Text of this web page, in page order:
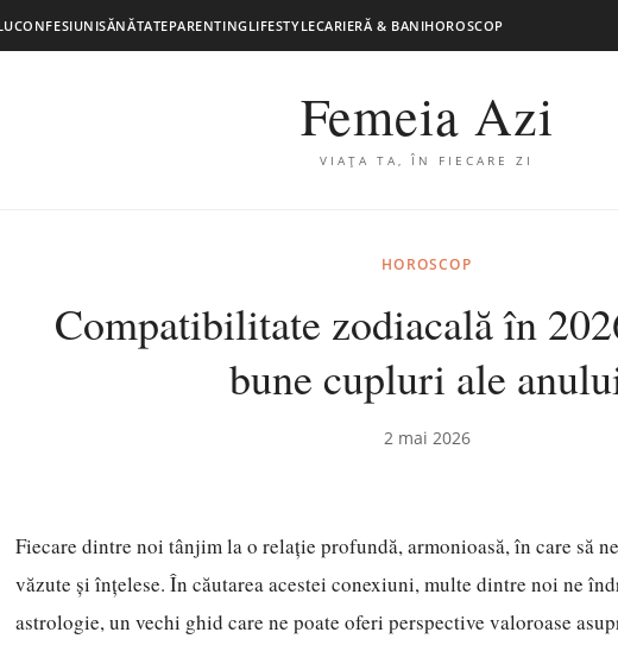
CONFESIUNISĂNĂTATEPARENTINGLIFESTYLECARIERĂ & BANIHOROSCOP
Femeia Azi
VIAȚA TA, ÎN FIECARE ZI
HOROSCOP
Compatibilitate zodiacală în
bune cupluri ale
2 mai 2026
Fiecare dintre noi tânjim la o relație profundă, armonioasă, în care să
văzute și înțelese. În căutarea acestei conexiuni, multe dintre noi ne
astrologie, un vechi ghid care ne poate oferi perspective valoroase